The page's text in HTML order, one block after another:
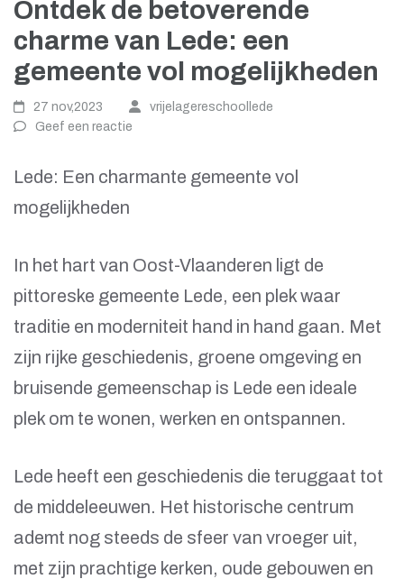
Ontdek de betoverende
charme van Lede: een
gemeente vol mogelijkheden
27 nov,2023
vrijelagereschoollede
Geef een reactie
Lede: Een charmante gemeente vol
mogelijkheden
In het hart van Oost-Vlaanderen ligt de
pittoreske gemeente Lede, een plek waar
traditie en moderniteit hand in hand gaan. Met
zijn rijke geschiedenis, groene omgeving en
bruisende gemeenschap is Lede een ideale
plek om te wonen, werken en ontspannen.
Lede heeft een geschiedenis die teruggaat tot
de middeleeuwen. Het historische centrum
ademt nog steeds de sfeer van vroeger uit,
met zijn prachtige kerken, oude gebouwen en